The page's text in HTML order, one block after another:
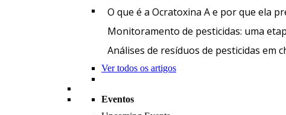
O que é a Ocratoxina A e por que ela
Monitoramento de pesticidas: uma
Análises de resíduos de pesticidas em
Ver todos os artigos
Eventos